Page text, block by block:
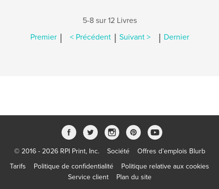
5-8 sur 12 Livres
Premier | < Précédent | Suivant > | Dernier
© 2016 - 2026 RPI Print, Inc. Société
Offres d’emplois Blurb
Tarifs
Politique de confidentialité
Politique relative aux cookies
Service client
Plan du site